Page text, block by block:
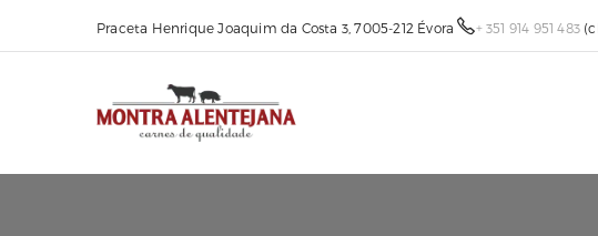
Praceta Henrique Joaquim da Costa 3, 7005-212 Évora + 351 914 951 483